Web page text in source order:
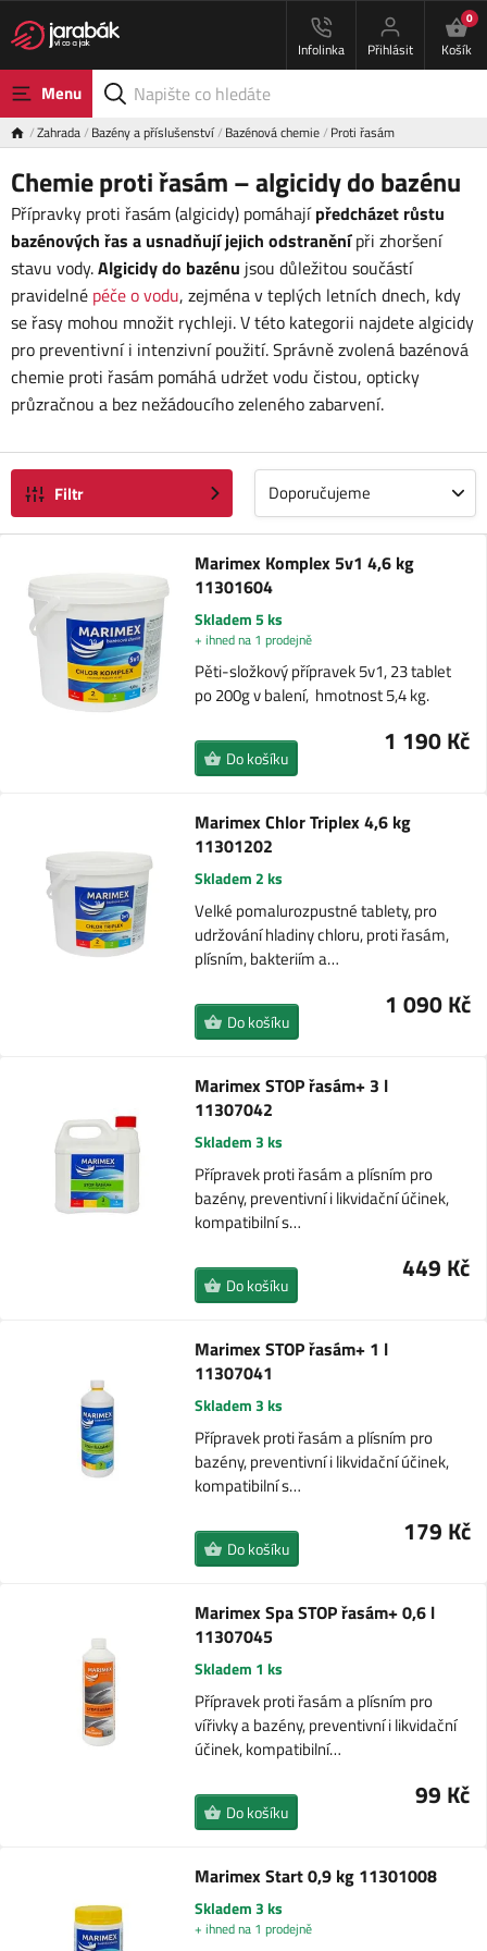
Infolinka Přihlásit
0
Košík
Menu
Zahrada Bazény a příslušenství Bazénová chemie Proti řasám
Chemie proti řasám – algicidy do bazénu
Přípravky proti řasám (algicidy) pomáhajípředcházet růstu
bazénových řas a usnadňují jejich odstraněnípři zhoršení
stavu vody.Algicidy do bazénu jsou důležitou součástí
pravidelné péče o vodu, zejména v teplých letních dnech, kdy
se řasy mohou množit rychleji. V této kategorii najdete algicidy
pro preventivní i intenzivní použití. Správně zvolená bazénová
chemie proti řasám pomáhá udržet vodu čistou, opticky
průzračnou a bez nežádoucího zeleného zabarvení.
Filtr Doporučujeme
Marimex Komplex 5v1 4,6 kg
11301604
Skladem 5 ks
+ ihned na 1 prodejně
Pěti-složkový přípravek 5v1, 23 tablet
po 200g v balení, hmotnost 5,4 kg.
1 190 Kč
Do košíku
Marimex Chlor Triplex 4,6 kg
11301202
Skladem 2 ks
Velké pomalurozpustné tablety, pro
udržování hladiny chloru, proti řasám,
plísním, bakteriím a…
1 090 Kč
Do košíku
Marimex STOP řasám+ 3 l
11307042
Skladem 3 ks
Přípravek proti řasám a plísním pro
bazény, preventivní i likvidační účinek,
kompatibilní s…
449 Kč
Do košíku
Marimex STOP řasám+ 1 l
11307041
Skladem 3 ks
Přípravek proti řasám a plísním pro
bazény, preventivní i likvidační účinek,
kompatibilní s…
179 Kč
Do košíku
Marimex Spa STOP řasám+ 0,6 l
11307045
Skladem 1 ks
Přípravek proti řasám a plísním pro
vířivky a bazény, preventivní i likvidační
účinek, kompatibilní…
99 Kč
Do košíku
Marimex Start 0,9 kg 11301008
Skladem 3 ks
+ ihned na 1 prodejně